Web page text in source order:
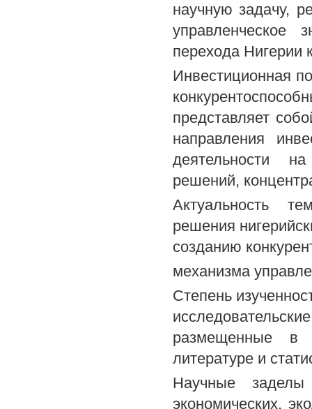
научную задачу,
управленческое
перехода Нигерии
Инвестиционная
представляет
направления
деятельности
решений,
Актуальность
решения
созданию
механизма
Степень
размещенные в
литературе и
Научные заделы
экономических,